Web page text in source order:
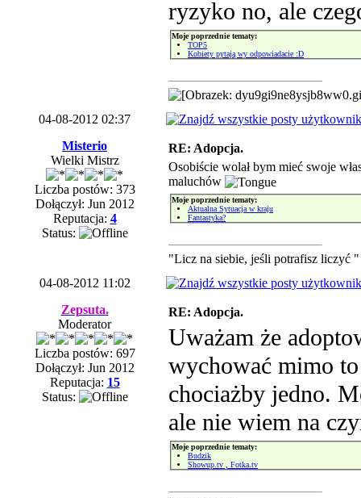
ryzyko no, ale
Moje poprzednie tematy:
TOP5
Kobiety pytają wy odpowiadacie :D
04-08-2012 02:37
Misterio
Wielki Mistrz
Liczba postów: 373
Dołączył: Jun 2012
Reputacja: 4
Status:
RE: Adopcja.
Osobiście wolał bym mieć swoje
maluchów
Moje poprzednie tematy:
Aktualna Sytuacja w kraju
Fantastyka?
"Licz na siebie, jeśli potrafisz liczyć "
04-08-2012 11:02
Zepsuta.
Moderator
Liczba postów: 697
Dołączył: Jun 2012
Reputacja: 15
Status:
RE: Adopcja.
Uważam że
wychować mimo to
chociażby jedno.
ale nie wiem na
Moje poprzednie tematy:
Budzik
Showup.tv , Fotka.tv